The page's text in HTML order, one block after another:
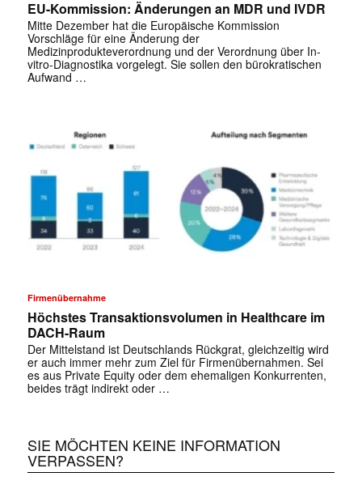
EU-Kommission: Änderungen an MDR und IVDR
Mitte Dezember hat die Europäische Kommission
Vorschläge für eine Änderung der
Medizinprodukteverordnung und der Verordnung über In-
vitro-Diagnostika vorgelegt. Sie sollen den bürokratischen
Aufwand …
Firmenübernahme
Höchstes Transaktionsvolumen in Healthcare im
DACH-Raum
Der Mittelstand ist Deutschlands Rückgrat, gleichzeitig wird
er auch immer mehr zum Ziel für Firmenübernahmen. Sei
es aus Private Equity oder dem ehemaligen Konkurrenten,
beides trägt indirekt oder …
SIE MÖCHTEN KEINE INFORMATION
VERPASSEN?